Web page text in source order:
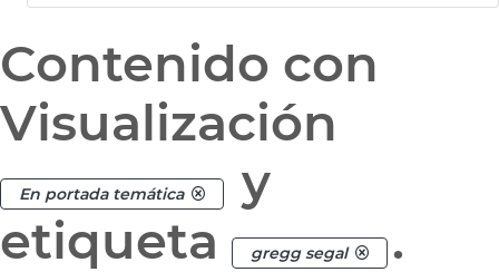
Contenido con
Visualización
En portada temática
y
etiqueta
gregg segal .